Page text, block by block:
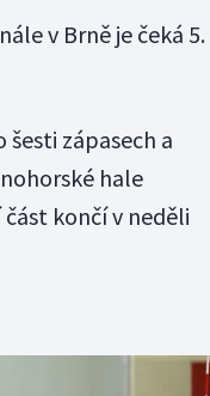
v Brně je čeká 5.
šesti zápasech a
hale
končí v neděli